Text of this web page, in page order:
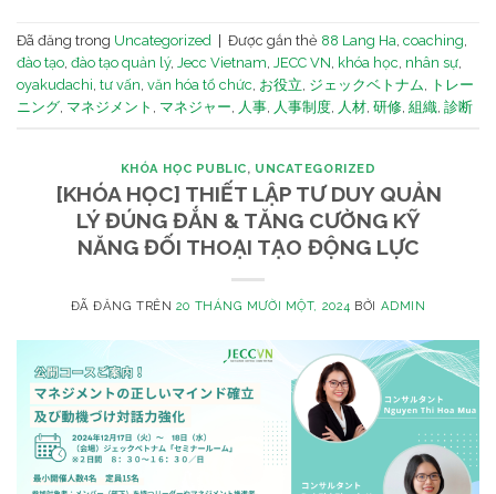
Đã đăng trong Uncategorized Được gắn thẻ 88 Lang Ha, coaching,
đào tạo, đào tạo quản lý, Jecc Vietnam, JECC VN, khóa học, nhân sự,
oyakudachi, tư vấn, văn hóa tổ chức, お役立, ジェックベトナム, トレー
ニング, マネジメント , マネジャー, 人事, 人事制度, 人材, 研修, 組織, 診断
KHÓA HỌC PUBLIC, UNCATEGORIZED
[KHÓA HỌC] THIẾT LẬP TƯ DUY QUẢN
LÝ ĐÚNG ĐẮN & TĂNG CƯỜNG KỸ
NĂNG ĐỐI THOẠI TẠO ĐỘNG LỰC
ĐÃ ĐĂNG TRÊN 20 THÁNG MƯỜI MỘT, 2024 BỞI ADMIN